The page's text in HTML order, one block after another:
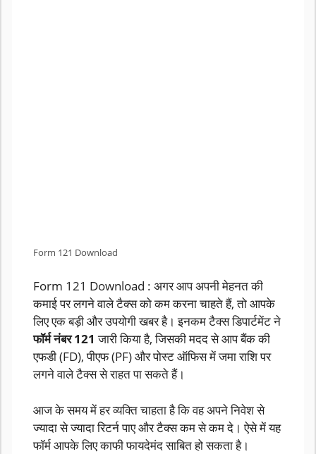
Form 121 Download
Form 121 Download : अगर आप अपनी मेहनत की
कमाई पर लगने वाले टैक्स को कम करना चाहते हैं, तो आपके
लिए एक बड़ी और उपयोगी खबर है। इनकम टैक्स डिपार्टमेंट ने
फॉर्म नंबर 121 जारी किया है, जिसकी मदद से आप बैंक की
एफडी (FD), पीएफ (PF) और पोस्ट ऑफिस में जमा राशि पर
लगने वाले टैक्स से राहत पा सकते हैं।
आज के समय में हर व्यक्ति चाहता है कि वह अपने निवेश से
ज्यादा से ज्यादा रिटर्न पाए और टैक्स कम से कम दे। ऐसे में यह
फॉर्म आपके लिए काफी फायदेमंद साबित हो सकता है।